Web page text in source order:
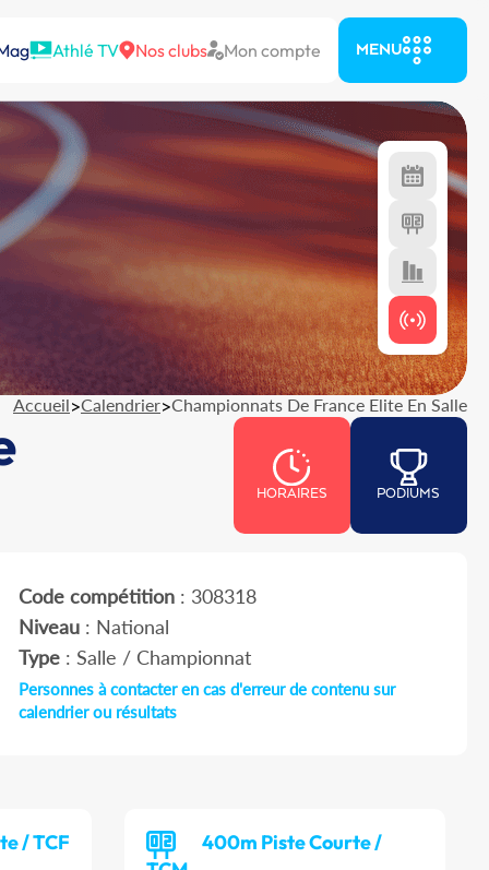
Athlé TV Nos clubs Mon compte MENU
Accueil>Calendrier>Championnats De France Elite En Salle
HORAIRES PODIUMS
Code compétition : 308318
Niveau : National
Type : Salle / Championnat
Personnes à contacter en cas d'erreur de contenu sur
calendrier ou résultats
/ TCF
400m Piste Courte /